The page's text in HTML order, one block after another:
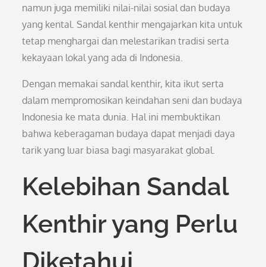
namun juga memiliki nilai-nilai sosial dan budaya
yang kental. Sandal kenthir mengajarkan kita untuk
tetap menghargai dan melestarikan tradisi serta
kekayaan lokal yang ada di Indonesia.
Dengan memakai sandal kenthir, kita ikut serta
dalam mempromosikan keindahan seni dan budaya
Indonesia ke mata dunia. Hal ini membuktikan
bahwa keberagaman budaya dapat menjadi daya
tarik yang luar biasa bagi masyarakat global.
Kelebihan Sandal
Kenthir yang Perlu